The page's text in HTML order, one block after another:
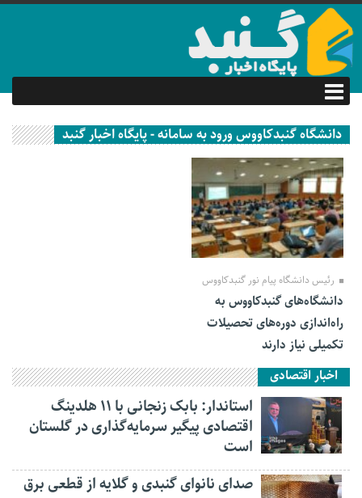
دانشگاه گنبدکاووس ورود به سامانه - پایگاه اخبار گنبد
02 آبان 1401
رئیس دانشگاه پیام نور گنبدکاووس
دانشگاه‌های گنبدکاووس به
راه‌اندازی دوره‌های تحصیلات
تکمیلی نیاز دارند
اخبار اقتصادی
استاندار: بابک زنجانی با ۱۱ هلدینگ
اقتصادی پیگیر سرمایه‌گذاری در گلستان
است
صدای نانوای گنبدی و گلایه از قطعی برق